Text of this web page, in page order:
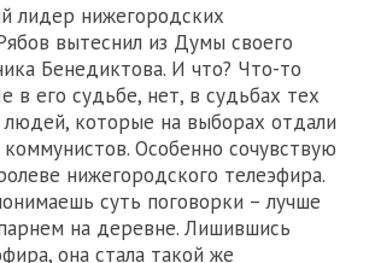
лидер нижегородских
вытеснил из Думы своего
Бенедиктова. И что? Что-то
в его судьбе, нет, в судьбах тех
которые на выборах отдали
коммунистов. Особенно сочувствую
нижегородского телеэфира.
суть поговорки – лучше
на деревне. Лишившись
она стала такой же